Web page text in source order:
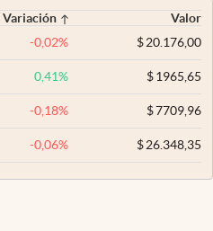
Variación
Valor
-0,02% $20.176,00
0,41% $1965,65
-0,18% $7709,96
-0,06% $26.348,35